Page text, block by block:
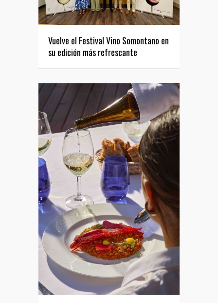
Vuelve el Festival Vino Somontano en
su edición más refrescante